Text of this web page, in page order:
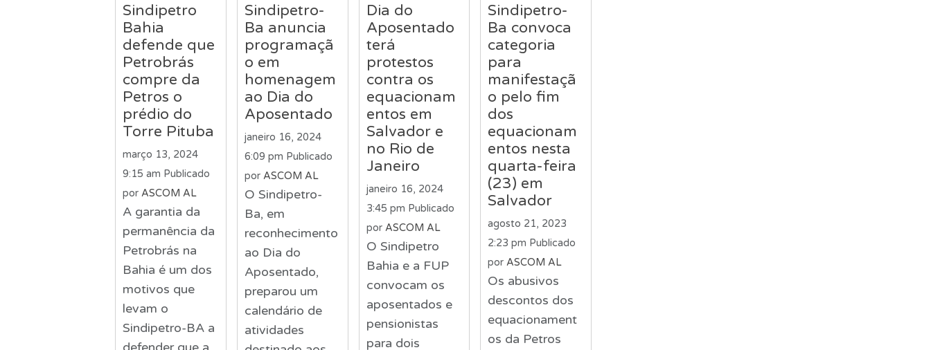
Sindipetro
Bahia
defende que
Petrobrás
compre da
Petros o
prédio do
Torre Pituba
março 13, 2024
9:15 am Publicado
porASCOM AL
A garantia da
permanência da
Petrobrás na
Bahia é um dos
motivos que
levam o
Sindipetro-BA a
Sindipetro-
Ba anuncia
programaçã
o em
homenagem
ao Dia do
Aposentado
janeiro 16, 2024
6:09 pm Publicado
por ASCOM AL
O Sindipetro-
Ba, em
reconhecimento
ao Dia do
Aposentado,
preparou um
calendário de
atividades
Dia do
Aposentado
terá
protestos
contra os
equacionam
entos em
Salvador e
no Rio de
Janeiro
janeiro 16, 2024
3:45 pm Publicado
por ASCOM AL
O Sindipetro
Bahia e a FUP
convocam os
aposentados e
pensionistas
para dois
Sindipetro-
Ba convoca
categoria
para
manifestaçã
o pelo fim
dos
equacionam
entos nesta
quarta-feira
(23) em
Salvador
agosto 21, 2023
2:23 pm Publicado
porASCOM AL
Os abusivos
descontos dos
equacionament
os da Petros